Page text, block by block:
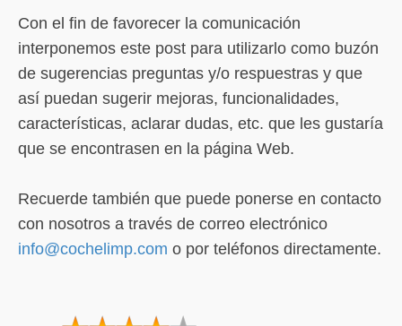
Con el fin de favorecer la comunicación
interponemos este post para utilizarlo como buzón
de sugerencias preguntas y/o respuestras y que
así puedan sugerir mejoras, funcionalidades,
características, aclarar dudas, etc. que les gustaría
que se encontrasen en la página Web.
Recuerde también que puede ponerse en contacto
con nosotros a través de correo electrónico
info@cochelimp.com o por teléfonos directamente.